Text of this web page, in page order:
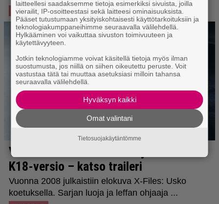
laitteellesi saadaksemme tietoja esimerkiksi sivuista, joilla
vierailit, IP-osoitteestasi sekä laitteesi ominaisuuksista.
Pääset tutustumaan yksityiskohtaisesti käyttötarkoituksiin ja
teknologiakumppaneihimme seuraavalla välilehdellä.
Hylkääminen voi vaikuttaa sivuston toimivuuteen ja
käytettävyyteen.
Jotkin teknologiamme voivat käsitellä tietoja myös ilman
suostumusta, jos niillä on siihen oikeutettu peruste. Voit
vastustaa tätä tai muuttaa asetuksiasi milloin tahansa
seuraavalla välilehdellä.
Hyväksyn kaikki
Omat valintani
Tietosuojakäytäntömme